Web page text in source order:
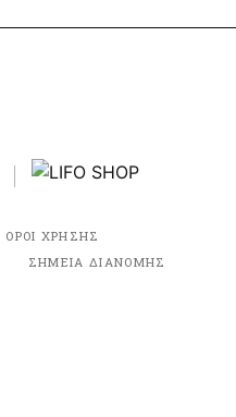
ΟΡΟΙ ΧΡΗΣΗΣ
ΣΗΜΕΙΑ ΔΙΑΝΟΜΗΣ